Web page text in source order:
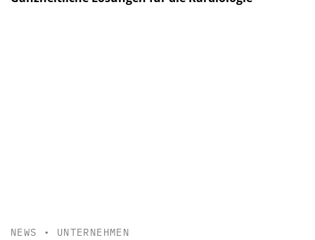
NEWS • UNTERNEHMEN